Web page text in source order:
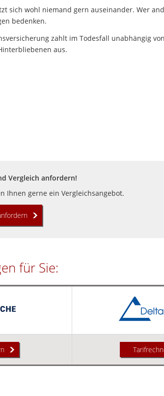
sich wohl niemand gern auseinander. Wer
bedenken.
zahlt im Todesfall unabhängig
aus.
Vergleich anfordern!
Ihnen gerne ein Vergleichsangebot.
für Sie: